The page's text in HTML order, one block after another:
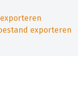
exporteren